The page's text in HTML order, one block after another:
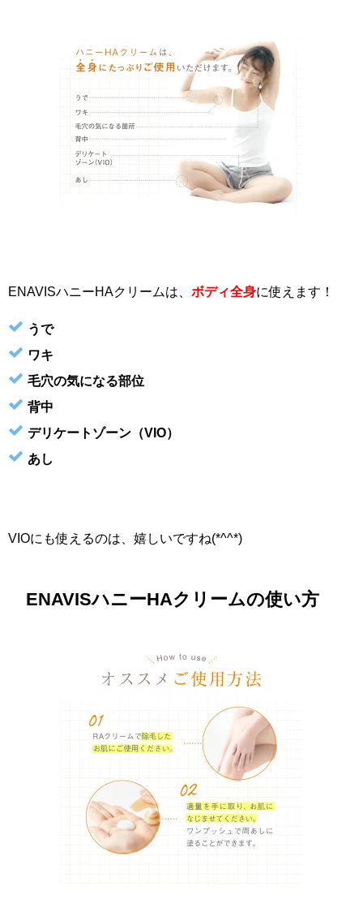
ENAVISハニーHAクリームは、 ボディ全身に使えます！
うで
ワキ
毛穴の気になる部位
背中
デリケートゾーン（VIO）
あし
VIOにも使えるのは、嬉しいですね(*^^*)
ENAVISハニーHAクリームの使い方